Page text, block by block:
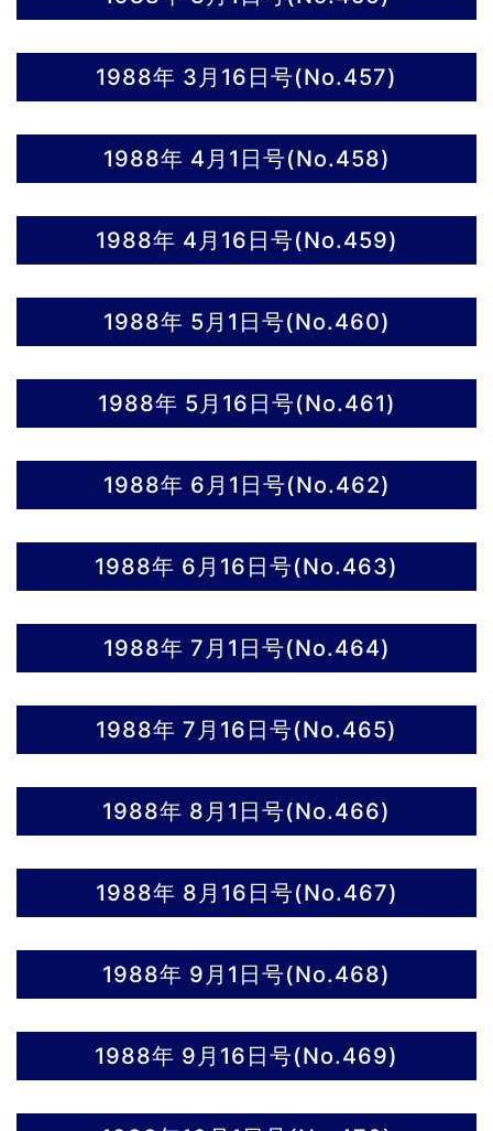
1988年 3月16日号(No.457)
1988年 4月1日号(No.458)
1988年 4月16日号(No.459)
1988年 5月1日号(No.460)
1988年 5月16日号(No.461)
1988年 6月1日号(No.462)
1988年 6月16日号(No.463)
1988年 7月1日号(No.464)
1988年 7月16日号(No.465)
1988年 8月1日号(No.466)
1988年 8月16日号(No.467)
1988年 9月1日号(No.468)
1988年 9月16日号(No.469)